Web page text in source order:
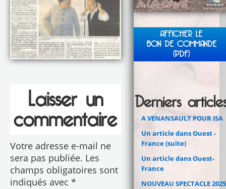
Laisser un
commentaire
Votre adresse e-mail ne
sera pas publiée. Les
champs obligatoires sont
indiqués avec *
AFFICHER LE
BON DE COMMANDE
(PDF)
Derniers
A VENANSAULT POUR ISA
Un article dans Ouest -
France (suite)
Un article dans Ouest-
France
NOUVEAU SPECTACLE 2025